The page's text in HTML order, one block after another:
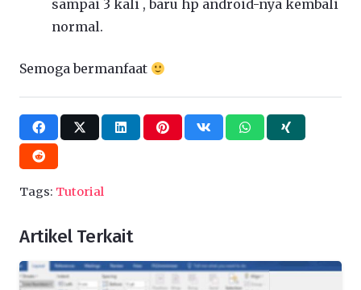
sampai 3 kali , baru hp android-nya kembali
normal.
Semoga bermanfaat
Tags: Tutorial
Artikel Terkait